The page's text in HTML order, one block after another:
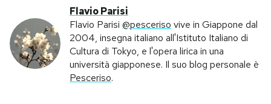
Scienza
Cultura
Economia
Media
Europa
Altrecose
Flavio Parisi
Flavio Parisi @pesceriso vive in Giappone dal
2004, insegna italiano all'Istituto Italiano di
Cultura di Tokyo, e l'opera lirica in una
università giapponese. Il suo blog personale è
Pesceriso.